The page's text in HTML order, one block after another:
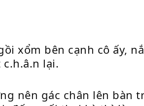
xổm bên cạnh cô ấy,
lại.
nên gác chân lên bàn